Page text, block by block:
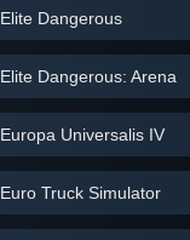
Elite Dangerous
Elite Dangerous: Arena
Europa Universalis IV
Euro Truck Simulator